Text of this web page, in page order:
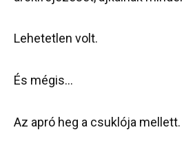
Lehetetlen volt.
És mégis…
Az apró heg a csuklója mellett.